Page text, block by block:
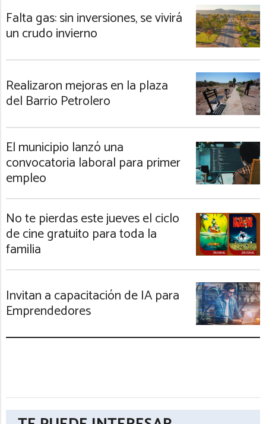
Falta gas: sin inversiones, se vivirá
un crudo invierno
Realizaron mejoras en la plaza
del Barrio Petrolero
El municipio lanzó una
convocatoria laboral para primer
empleo
No te pierdas este jueves el ciclo
de cine gratuito para toda la
familia
Invitan a capacitación de IA para
Emprendedores